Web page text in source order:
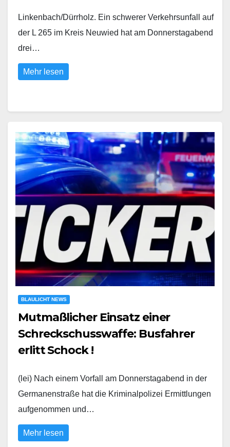
Linkenbach/Dürrholz. Ein schwerer Verkehrsunfall auf
der L 265 im Kreis Neuwied hat am Donnerstagabend
drei…
Mehr lesen
BLAULICHT NEWS
Mutmaßlicher Einsatz einer
Schreckschusswaffe: Busfahrer
erlitt Schock !
(lei) Nach einem Vorfall am Donnerstagabend in der
Germanenstraße hat die Kriminalpolizei Ermittlungen
aufgenommen und…
Mehr lesen